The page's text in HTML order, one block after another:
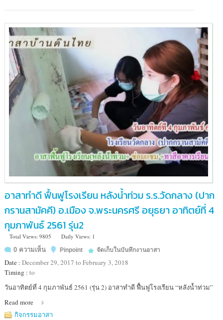
อาสาทำดี ฟื้นฟูโรงเรียน หลังน้ำท่วม ร.ร.วัดกลาง (ปาก
กรานสามัคคี) อ.เมือง จ.พระนครศรี อยุธยา อาทิตย์ที่ 4
กุมภาพันธ์ 2561 รุ่น2
Total Views: 9805
Daily Views: 1
0 ความเห็น
Pinpoint จัดเก็บในบันทึกงานอาสา
Date : December 29, 2017 to February 3, 2018
Timing : to
Location
โรงเรียน
วัดกลาง
วันอาทิตย์ที่ 4 กุมภาพันธ์ 2561 (รุ่น 2) อาสาทำดี ฟื้นฟูโรงเรียน “หลังน้ำท่วม”
Read more
กิจกรรมอาสา